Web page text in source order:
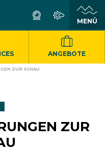
ANGEBOTE
ZUR SCHAU
ZUR